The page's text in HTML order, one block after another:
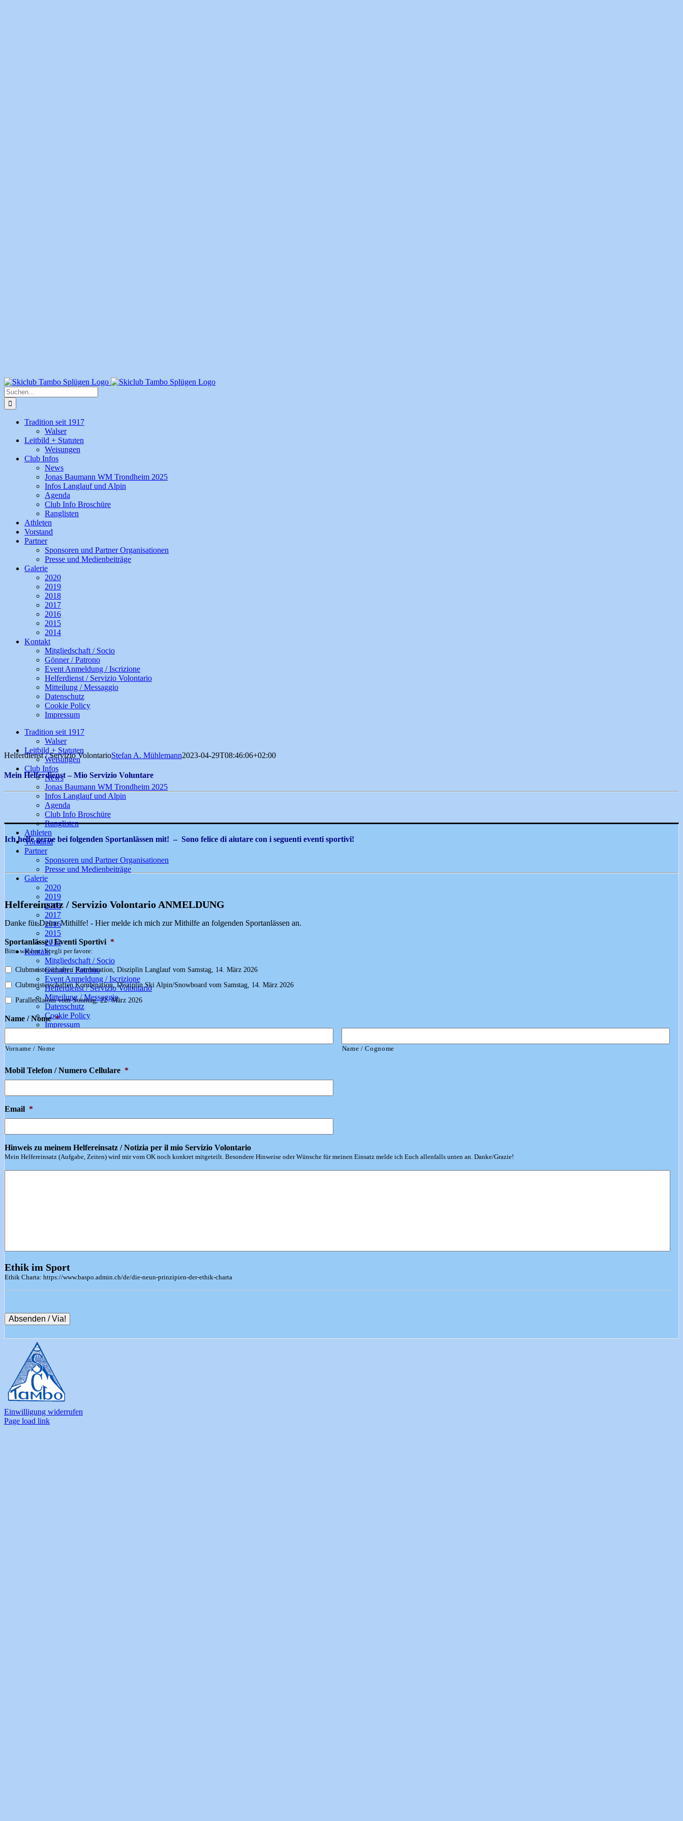
Suche
nach:
Tradition seit 1917
Walser
Leitbild + Statuten
Weisungen
Club Infos
News
Jonas Baumann WM Trondheim 2025
Infos Langlauf und Alpin
Agenda
Club Info Broschüre
Ranglisten
Athleten
Vorstand
Partner
Sponsoren und Partner Organisationen
Presse und Medienbeiträge
Galerie
2020
2019
2018
2017
2016
2015
2014
Kontakt
Mitgliedschaft / Socio
Gönner / Patrono
Event Anmeldung / Iscrizione
Helferdienst / Servizio Volontario
Mitteilung / Messaggio
Datenschutz
Cookie Policy
Impressum
Tradition seit 1917
Walser
Leitbild + Statuten
Weisungen
Club Infos
News
Jonas Baumann WM Trondheim 2025
Infos Langlauf und Alpin
Agenda
Club Info Broschüre
Ranglisten
Athleten
Vorstand
Partner
Sponsoren und Partner Organisationen
Presse und Medienbeiträge
Galerie
2020
2019
2018
2017
2016
2015
2014
Kontakt
Mitgliedschaft / Socio
Gönner / Patrono
Event Anmeldung / Iscrizione
Helferdienst / Servizio Volontario
Mitteilung / Messaggio
Datenschutz
Cookie Policy
Impressum
Helferdienst / Servizio VolontarioStefan A. Mühlemann2023-04-29T08:46:06+02:00
Mein Helferdienst – Mio Servizio Voluntare
Ich helfe gerne bei folgenden Sportanlässen mit! – Sono felice di aiutare con i seguenti eventi sportivi!
Helfereinsatz / Servizio Volontario ANMELDUNG
Danke für Deine Mithilfe! - Hier melde ich mich zur Mithilfe an folgenden Sportanlässen an.
Sportanlässe / Eventi Sportivi *
Bitte wählen / Scegli per favore:
Clubmeisterschaften Kombination, Disziplin Langlauf vom Samstag, 14. März 2026
Clubmeisterschaften Kombination, Disziplin Ski Alpin/Snowboard vom Samstag, 14. März 2026
Parallelslalom vom Sonntag, 22. März 2026
Name / Nome *
Vorname / Nome Name / Cognome
Mobil Telefon / Numero Cellulare *
Email *
Hinweis zu meinem Helfereinsatz / Notizia per il mio Servizio Volontario
Mein Helfereinsatz (Aufgabe, Zeiten) wird mir vom OK noch konkret mitgeteilt. Besondere Hinweise oder Wünsche für meinen Einsatz melde ich Euch allenfalls unten an. Danke/Grazie!
Ethik im Sport
Ethik Charta: https://www.baspo.admin.ch/de/die-neun-prinzipien-der-ethik-charta
Einwilligung widerrufen
Page load link